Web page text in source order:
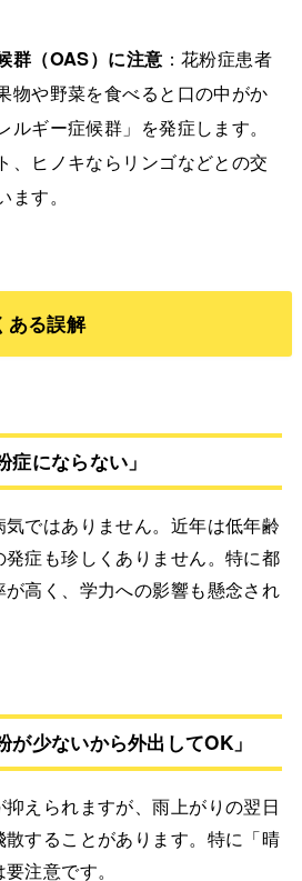
群（OAS）に注意 ：花粉症患者
物や野菜を食べると口の中がか
ルギー症候群」を発症します。
、ヒノキならリンゴなどとの交
す。
ある誤解
にならない」
ではありません。近年は低年齢
症も珍しくありません。特に都
高く、学力への影響も懸念され
少ないから外出してOK」
えられますが、雨上がりの翌日
することがあります。特に「晴
注意です。